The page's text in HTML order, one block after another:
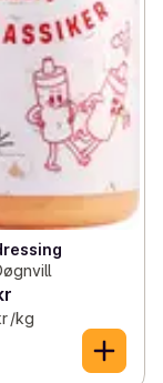
/kg